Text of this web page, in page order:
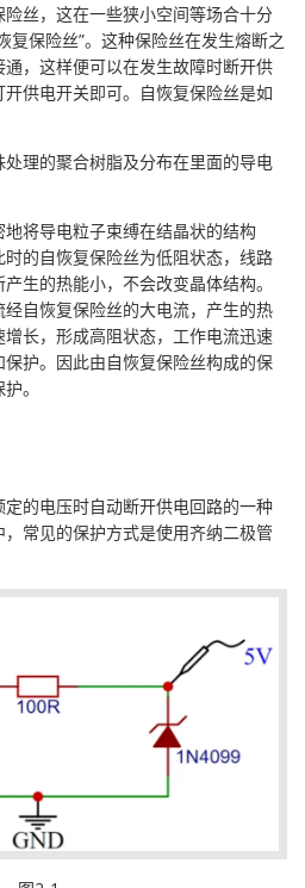
丝，这在一些狭小空间等场合十分
复保险丝”。这种保险丝在发生熔断之
，这样便可以在发生故障时断开供
供电开关即可。自恢复保险丝是如
理的聚合树脂及分布在里面的导电
将导电粒子束缚在结晶状的结构
的自恢复保险丝为低阻状态，线路
生的热能小，不会改变晶体结构。
自恢复保险丝的大电流，产生的热
长，形成高阻状态，工作电流迅速
护。因此由自恢复保险丝构成的保
。
的电压时自动断开供电回路的一种
常见的保护方式是使用齐纳二极管